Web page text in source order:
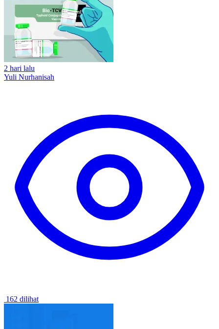
2 hari lalu
Yuli Nurhanisah
162 dilihat